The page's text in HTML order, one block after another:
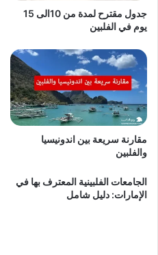
جدول مقترح لمدة من 10الى 15
يوم في الفلبين
مقارنة سريعة بين اندونيسيا
والفلبين
الجامعات الفلبينية المعترف بها في
الإمارات: دليل شامل